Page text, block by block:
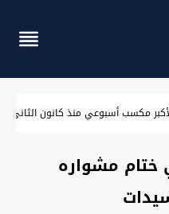
مكسب أسبوعي منذ كانون الثاني
ختام مشواره